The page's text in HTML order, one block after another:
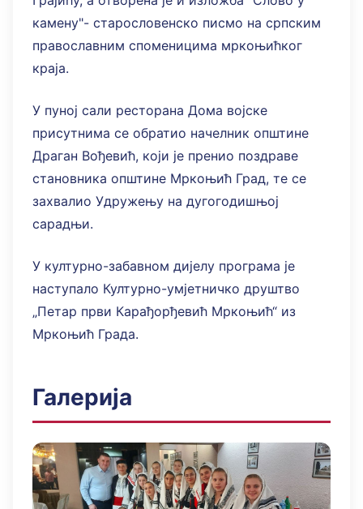
камену"- старословенско писмо на српским
православним споменицима мркоњићког
краја.
У пуној сали ресторана Дома војске
присутнима се обратио начелник општине
Драган Вођевић, који је пренио поздраве
становника општине Мркоњић Град, те се
захвалио Удружењу на дугогодишњој
сарадњи.
У културно-забавном дијелу програма је
наступало Културно-умјетничко друштво
„Петар први Карађорђевић Мркоњић“ из
Мркоњић Града.
Галерија